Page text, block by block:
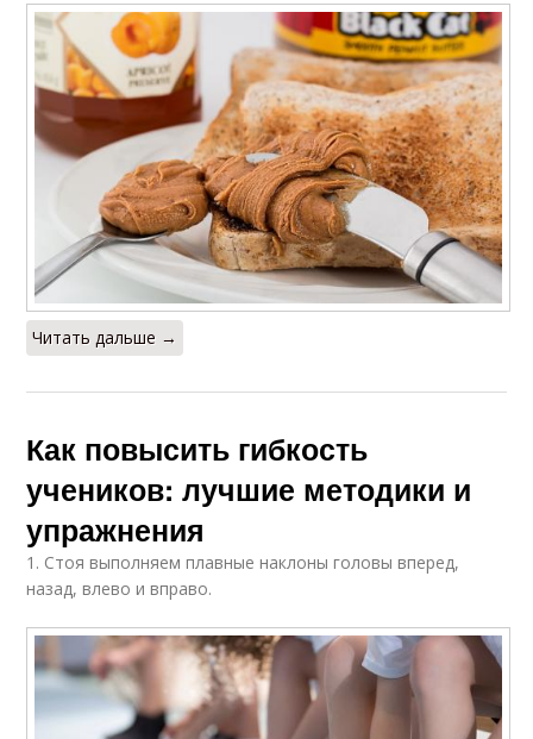
Читать дальше →
Как повысить гибкость
учеников: лучшие методики и
упражнения
1. Стоя выполняем плавные наклоны головы вперед,
назад, влево и вправо.